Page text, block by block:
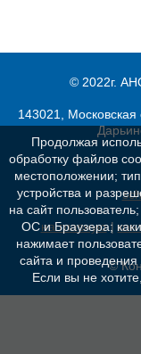
© 2022г.
143021, Московская
на главную|
©
Продолжая
обработку файлов
местоположении;
устройства и
на сайт
ОС и Браузера;
нажимает
сайта и проведения
Если вы не